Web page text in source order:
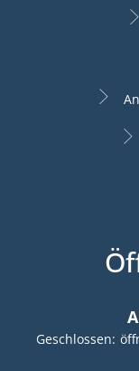
Klicken, um
Geschlossen: